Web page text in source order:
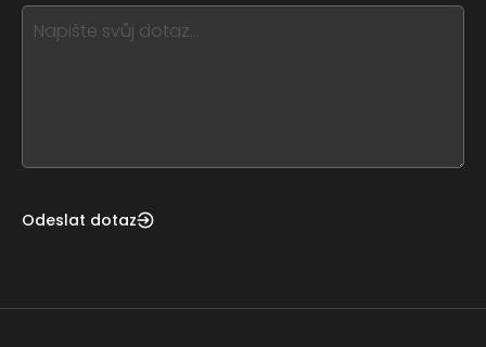
this,
leave
Odeslat dotaz